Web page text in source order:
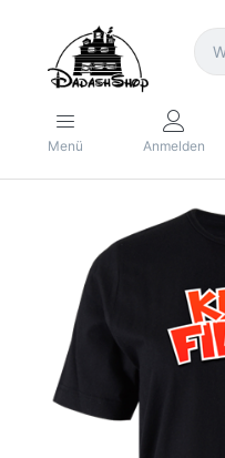
Menü Anmelden